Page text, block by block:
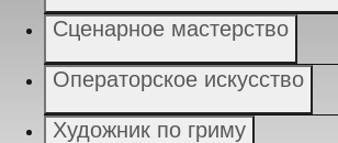
Сценарное мастерство
Операторское искусство
Художник по гриму